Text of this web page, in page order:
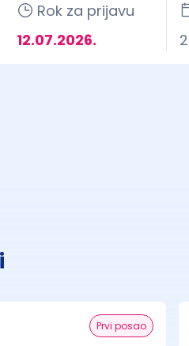
Rok za prijavu
12.07.2026.
Prvi posao